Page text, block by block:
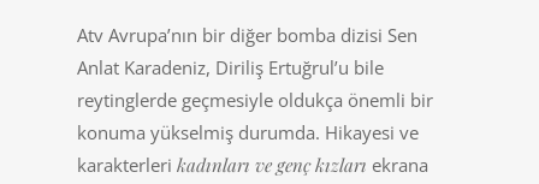
Atv Avrupa’nın bir diğer bomba dizisi Sen
Anlat Karadeniz, Diriliş Ertuğrul’u bile
reytinglerde geçmesiyle oldukça önemli bir
konuma yükselmiş durumda. Hikayesi ve
karakterleri kadınları ve genç kızları ekrana